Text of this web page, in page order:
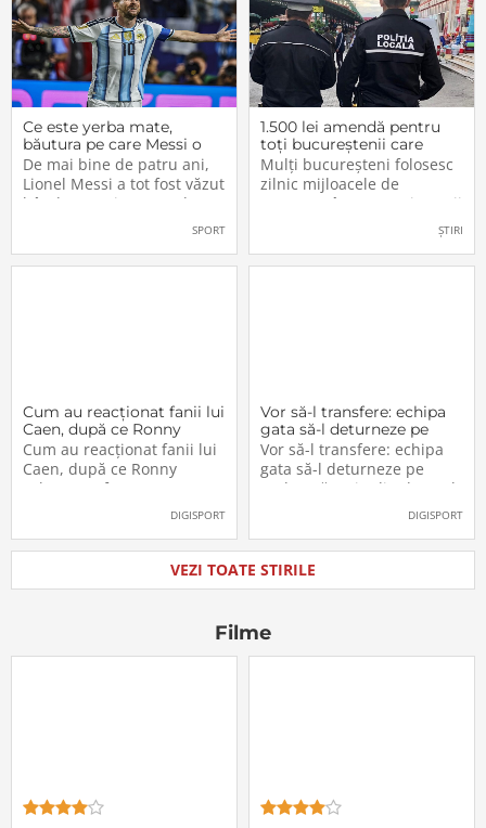
Ce este yerba mate,
băutura pe care Messi o
bea înainte de meciurile
din Campionatul Mondial
2026
De mai bine de patru ani,
Lionel Messi a tot fost văzut
bând un ceai extrem de
popular în Argentina. Este
plantă tradițională sud-
SPORT
1.500 lei amendă pentru
toți bucureștenii care
refuză să facă acest lucru
acum, în 2026.
Mulți bucureșteni folosesc
zilnic mijloacele de
transport în comun, iar unii
dintre ei călătoresc adesea
cu autobuzul sau tramvaiul
fără a plăti un bilet. Iar în
ȘTIRI
Cum au reacționat fanii lui
Caen, după ce Ronny
Labonne a fost prezentat
oficial la FCSB
Cum au reacționat fanii lui
Caen, după ce Ronny
Labonne a fost prezentat
DIGISPORT
Vor să-l transfere: echipa
gata să-l deturneze pe
Radu Drăgușin din drumul
către Juventus!
Vor să-l transfere: echipa
gata să-l deturneze pe
Radu Drăgușin din drumul
DIGISPORT
VEZI TOATE STIRILE
Filme